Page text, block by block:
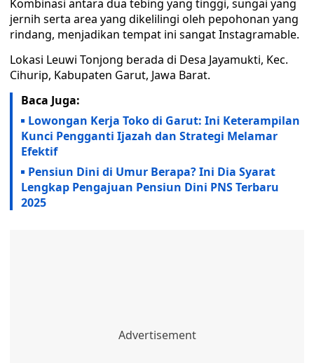
Kombinasi antara dua tebing yang tinggi, sungai yang
jernih serta area yang dikelilingi oleh pepohonan yang
rindang, menjadikan tempat ini sangat Instagramable.
Lokasi Leuwi Tonjong berada di Desa Jayamukti, Kec.
Cihurip, Kabupaten Garut, Jawa Barat.
Baca Juga:
Lowongan Kerja Toko di Garut: Ini Keterampilan
Kunci Pengganti Ijazah dan Strategi Melamar
Efektif
Pensiun Dini di Umur Berapa? Ini Dia Syarat
Lengkap Pengajuan Pensiun Dini PNS Terbaru
2025